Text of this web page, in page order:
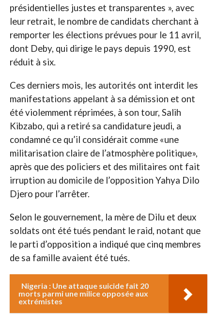
présidentielles justes et transparentes », avec
leur retrait, le nombre de candidats cherchant à
remporter les élections prévues pour le 11 avril,
dont Deby, qui dirige le pays depuis 1990, est
réduit à six.
Ces derniers mois, les autorités ont interdit les
manifestations appelant à sa démission et ont
été violemment réprimées, à son tour, Salih
Kibzabo, qui a retiré sa candidature jeudi, a
condamné ce qu’il considérait comme «une
militarisation claire de l’atmosphère politique»,
après que des policiers et des militaires ont fait
irruption au domicile de l’opposition Yahya Dilo
Djero pour l’arrêter.
Selon le gouvernement, la mère de Dilu et deux
soldats ont été tués pendant le raid, notant que
le parti d’opposition a indiqué que cinq membres
de sa famille avaient été tués.
Nigeria : Une attaque suicide fait 20
morts parmi une milice opposée aux
extrémistes